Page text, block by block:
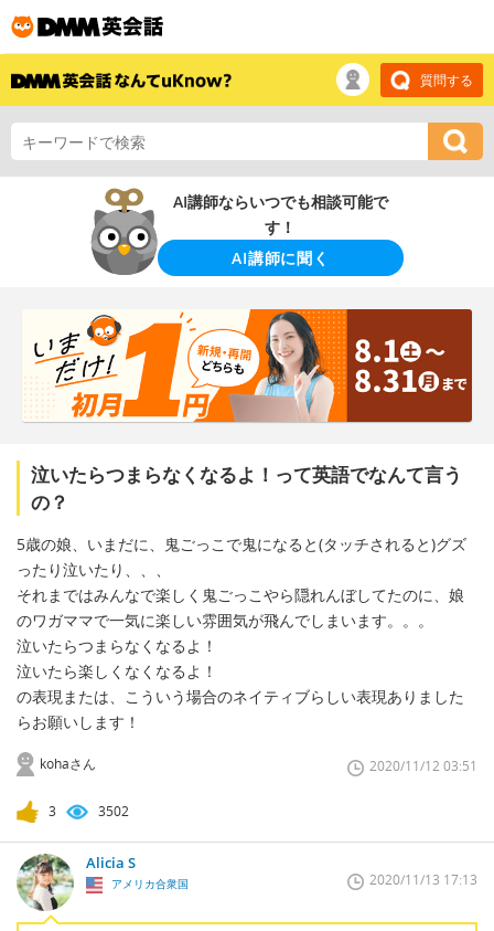
質問する
AI講師ならいつでも相談可能で
す！
AI講師に聞く
泣いたらつまらなくなるよ！って英語でなんて言う
の？
5歳の娘、いまだに、鬼ごっこで鬼になると(タッチされると)グズ
ったり泣いたり、、、
それまではみんなで楽しく鬼ごっこやら隠れんぼしてたのに、娘
のワガママで一気に楽しい雰囲気が飛んでしまいます。。。
泣いたらつまらなくなるよ！
泣いたら楽しくなくなるよ！
の表現または、こういう場合のネイティブらしい表現ありました
らお願いします！
kohaさん 2020/11/12 03:51
3 3502
Alicia S
アメリカ合衆国 2020/11/13 17:13